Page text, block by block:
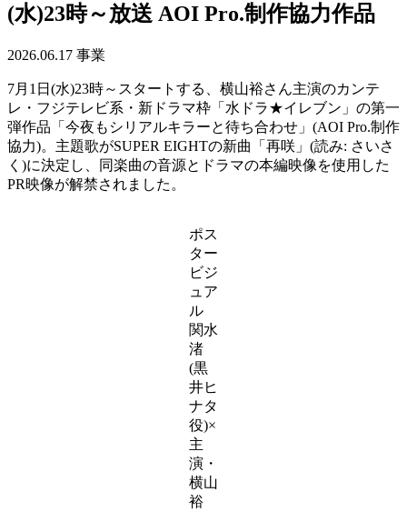
(水)23時～放送 AOI Pro.制作協力作品
2026.06.17 事業
7月1日(水)23時～スタートする、横山裕さん主演のカンテ
レ・フジテレビ系・新ドラマ枠「水ドラ★イレブン」の第一
弾作品「今夜もシリアルキラーと待ち合わせ」(AOI Pro.制作
協力)。主題歌がSUPER EIGHTの新曲「再咲」(読み: さいさ
く)に決定し、同楽曲の音源とドラマの本編映像を使用した
PR映像が解禁されました。
ポス
ター
ビジ
ュア
ル
関水
渚
(黒
井ヒ
ナタ
役)×
主
演・
横山
裕